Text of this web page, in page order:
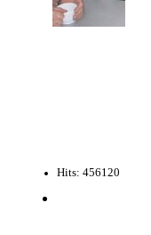
Hits: 456120